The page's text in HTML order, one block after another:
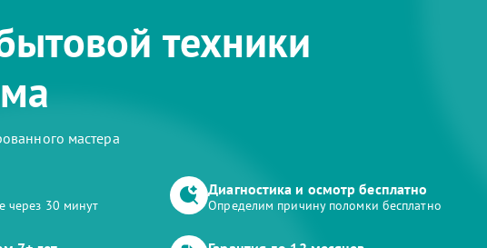
техники
мастера
через 30 минут
Диагностика и осмотр бесплатно
Определим причину поломки бесплатно